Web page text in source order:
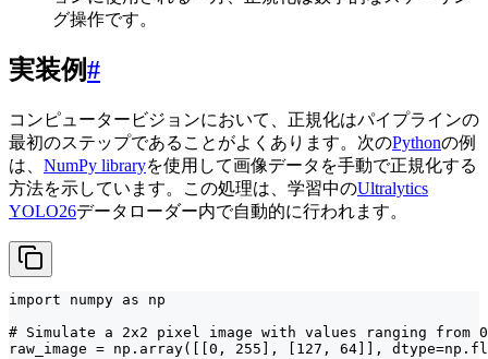
グ操作です。
実装例#
コンピュータービジョンにおいて、正規化はパイプラインの
最初のステップであることがよくあります。次のPythonの例
は、 NumPy libraryを使用して画像データを手動で正規化する
方法を示しています。この処理は、学習中のUltralytics
YOLO26データローダー内で自動的に行われます。
import numpy as np
# Simulate a 2x2 pixel image with values ranging from
raw_image = np.array([[0, 255], [127, 64]],